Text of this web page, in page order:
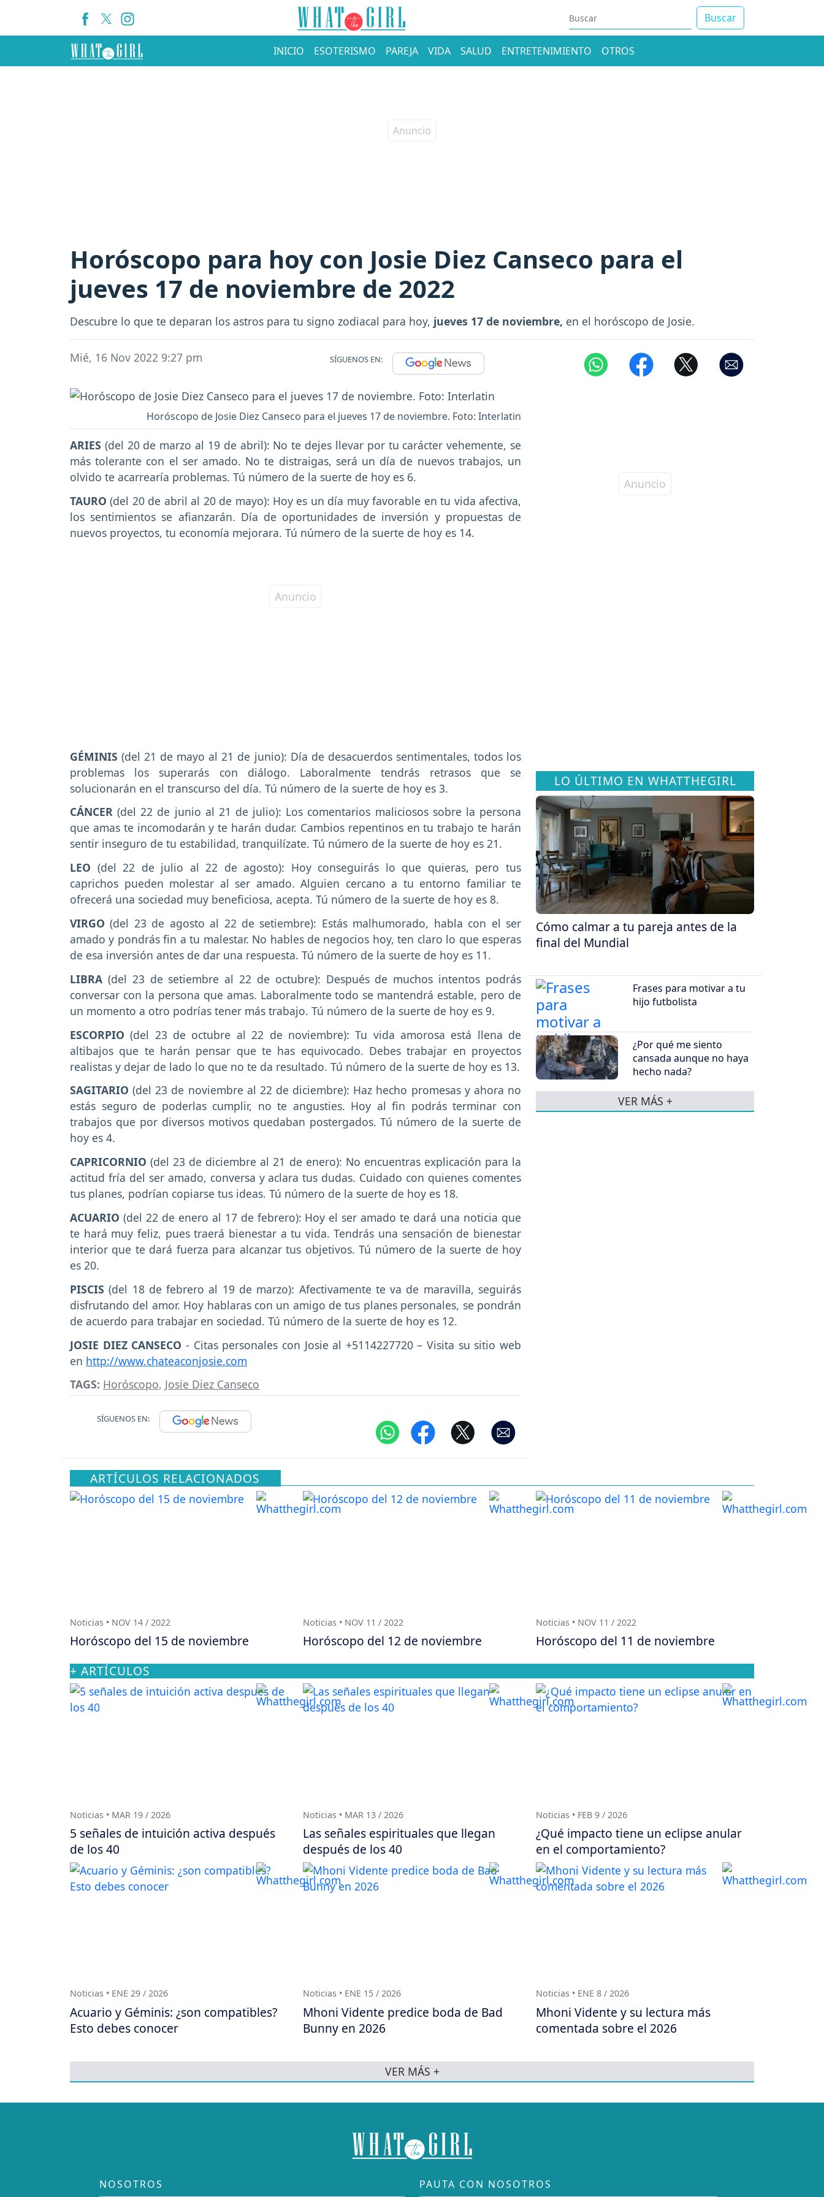
Buscar
INICIO ESOTERISMO PAREJA VIDA SALUD ENTRETENIMIENTO OTROS
Horóscopo para hoy con Josie Diez Canseco para el
jueves 17 de noviembre de 2022
Descubre lo que te deparan los astros para tu signo zodiacal para hoy, jueves 17 de noviembre, en el horóscopo de Josie.
Mié, 16 Nov 2022 9:27 pm SÍGUENOS EN:
Horóscopo de Josie Diez Canseco para el jueves 17 de noviembre. Foto: Interlatin
ARIES (del 20 de marzo al 19 de abril): No te dejes llevar por tu carácter vehemente, se
más tolerante con el ser amado. No te distraigas, será un día de nuevos trabajos, un
olvido te acarrearía problemas. Tú número de la suerte de hoy es 6.
TAURO (del 20 de abril al 20 de mayo): Hoy es un día muy favorable en tu vida afectiva,
los sentimientos se afianzarán. Día de oportunidades de inversión y propuestas de
nuevos proyectos, tu economía mejorara. Tú número de la suerte de hoy es 14.
GÉMINIS (del 21 de mayo al 21 de junio): Día de desacuerdos sentimentales, todos los
problemas los superarás con diálogo. Laboralmente tendrás retrasos que se
solucionarán en el transcurso del día. Tú número de la suerte de hoy es 3.
CÁNCER (del 22 de junio al 21 de julio): Los comentarios maliciosos sobre la persona
que amas te incomodarán y te harán dudar. Cambios repentinos en tu trabajo te harán
sentir inseguro de tu estabilidad, tranquilízate. Tú número de la suerte de hoy es 21.
LEO (del 22 de julio al 22 de agosto): Hoy conseguirás lo que quieras, pero tus
caprichos pueden molestar al ser amado. Alguien cercano a tu entorno familiar te
ofrecerá una sociedad muy beneficiosa, acepta. Tú número de la suerte de hoy es 8.
VIRGO (del 23 de agosto al 22 de setiembre): Estás malhumorado, habla con el ser
amado y pondrás fin a tu malestar. No hables de negocios hoy, ten claro lo que esperas
de esa inversión antes de dar una respuesta. Tú número de la suerte de hoy es 11.
LIBRA (del 23 de setiembre al 22 de octubre): Después de muchos intentos podrás
conversar con la persona que amas. Laboralmente todo se mantendrá estable, pero de
un momento a otro podrías tener más trabajo. Tú número de la suerte de hoy es 9.
ESCORPIO (del 23 de octubre al 22 de noviembre): Tu vida amorosa está llena de
altibajos que te harán pensar que te has equivocado. Debes trabajar en proyectos
realistas y dejar de lado lo que no te da resultado. Tú número de la suerte de hoy es 13.
SAGITARIO (del 23 de noviembre al 22 de diciembre): Haz hecho promesas y ahora no
estás seguro de poderlas cumplir, no te angusties. Hoy al fin podrás terminar con
trabajos que por diversos motivos quedaban postergados. Tú número de la suerte de
hoy es 4.
CAPRICORNIO (del 23 de diciembre al 21 de enero): No encuentras explicación para la
actitud fría del ser amado, conversa y aclara tus dudas. Cuidado con quienes comentes
tus planes, podrían copiarse tus ideas. Tú número de la suerte de hoy es 18.
ACUARIO (del 22 de enero al 17 de febrero): Hoy el ser amado te dará una noticia que
te hará muy feliz, pues traerá bienestar a tu vida. Tendrás una sensación de bienestar
interior que te dará fuerza para alcanzar tus objetivos. Tú número de la suerte de hoy
es 20.
PISCIS (del 18 de febrero al 19 de marzo): Afectivamente te va de maravilla, seguirás
disfrutando del amor. Hoy hablaras con un amigo de tus planes personales, se pondrán
de acuerdo para trabajar en sociedad. Tú número de la suerte de hoy es 12.
JOSIE DIEZ CANSECO - Citas personales con Josie al +5114227720 – Visita su sitio web
en http://www.chateaconjosie.com
TAGS: Horóscopo, Josie Diez Canseco
SÍGUENOS EN:
LO ÚLTIMO EN WHATTHEGIRL
Cómo calmar a tu pareja antes de la
final del Mundial
Frases para motivar a tu
hijo futbolista
¿Por qué me siento
cansada aunque no haya
hecho nada?
VER MÁS +
ARTÍCULOS RELACIONADOS
Noticias • NOV 14 / 2022
Horóscopo del 15 de noviembre
Noticias • NOV 11 / 2022
Horóscopo del 12 de noviembre
Noticias • NOV 11 / 2022
Horóscopo del 11 de noviembre
+ ARTÍCULOS
Noticias • MAR 19 / 2026
5 señales de intuición activa después
de los 40
Noticias • MAR 13 / 2026
Las señales espirituales que llegan
después de los 40
Noticias • FEB 9 / 2026
¿Qué impacto tiene un eclipse anular
en el comportamiento?
Noticias • ENE 29 / 2026
Acuario y Géminis: ¿son compatibles?
Esto debes conocer
Noticias • ENE 15 / 2026
Mhoni Vidente predice boda de Bad
Bunny en 2026
Noticias • ENE 8 / 2026
Mhoni Vidente y su lectura más
comentada sobre el 2026
VER MÁS +
NOSOTROS PAUTA CON NOSOTROS